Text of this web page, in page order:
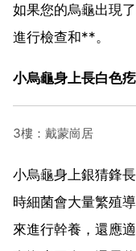
如果您的烏龜出現
進行檢查和**。
小烏龜身上長白色
3樓：戴蒙崗居
小烏龜身上銀猜鋒
時細菌會大量繁殖
來進行幹養，還應